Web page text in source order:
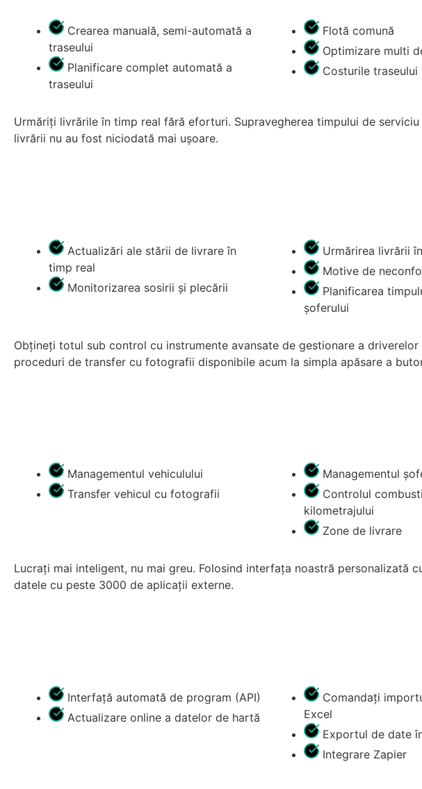
Crearea manuală, semi-automată a
traseului
Planificare complet automată a
traseului
Flotă comună
Optimizare multi
Costurile traseului
Urmăriți livrările în timp real fără eforturi. Supravegherea timpului de
livrării nu au fost niciodată mai ușoare.
Actualizări ale stării de livrare în
timp real
Monitorizarea sosirii și plecării
Urmărirea livrării
Motive de
Planificarea
șoferului
Obțineți totul sub control cu instrumente avansate de gestionare a
proceduri de transfer cu fotografii disponibile acum la simpla apăsare a
Managementul vehiculului
Transfer vehicul cu fotografii
Managementul
Controlul
kilometrajului
Zone de livrare
Lucrați mai inteligent, nu mai greu. Folosind interfața noastră personalizată
datele cu peste 3000 de aplicații externe.
Interfață automată de program (API)
Actualizare online a datelor de hartă
Comandați
Excel
Exportul de date
Integrare Zapier